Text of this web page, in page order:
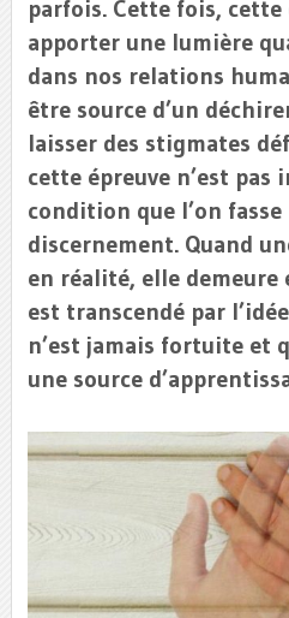
parfois. Cette fois,
apporter une lumière
dans nos relations
être source d’un
laisser des stigmates
cette épreuve n’est pas
condition que l’on fasse
discernement. Quand
en réalité, elle demeure
est transcendé par
n’est jamais fortuite et
une source